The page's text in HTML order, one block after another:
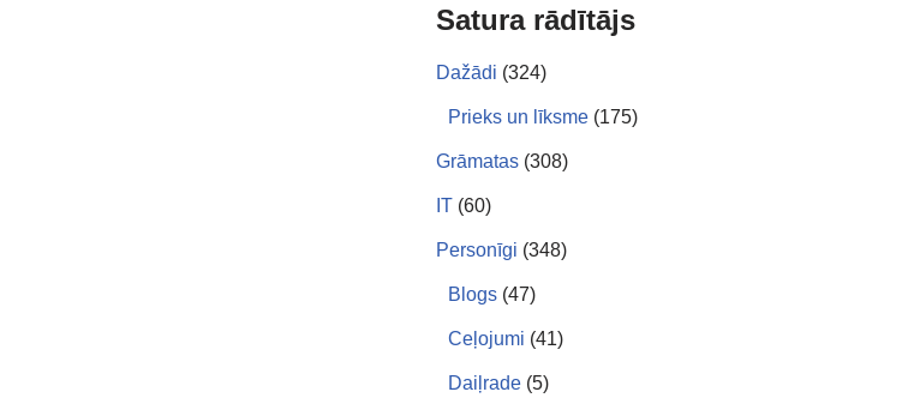
Satura rādītājs
Dažādi (324)
Prieks un līksme (175)
Grāmatas (308)
IT (60)
Personīgi (348)
Blogs (47)
Ceļojumi (41)
Daiļrade (5)